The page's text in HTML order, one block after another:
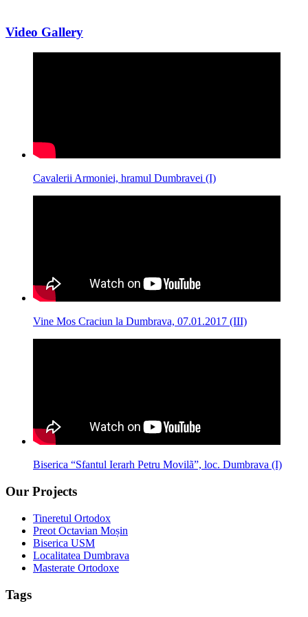
Video Gallery
Cavalerii Armoniei, hramul Dumbravei (I)
Vine Mos Craciun la Dumbrava, 07.01.2017 (III)
Biserica “Sfantul Ierarh Petru Movilã”, loc. Dumbrava (I)
Our Projects
Tineretul Ortodox
Preot Octavian Moșin
Biserica USM
Localitatea Dumbrava
Masterate Ortodoxe
Tags